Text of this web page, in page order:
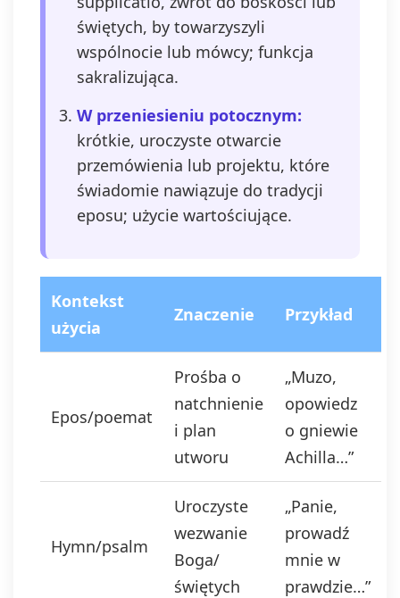
świętych, by towarzyszyli
wspólnocie lub mówcy; funkcja
sakralizująca.
W przeniesieniu potocznym:
krótkie, uroczyste otwarcie
przemówienia lub projektu, które
świadomie nawiązuje do tradycji
eposu; użycie wartościujące.
Kontekst
użycia
Znaczenie Przykład
Epos/poemat
Prośba o
natchnienie
i plan
utworu
„Muzo,
opowiedz
o gniewie
Achilla…”
Hymn/psalm
Uroczyste
wezwanie
Boga/
świętych
„Panie,
prowadź
mnie w
prawdzie…”